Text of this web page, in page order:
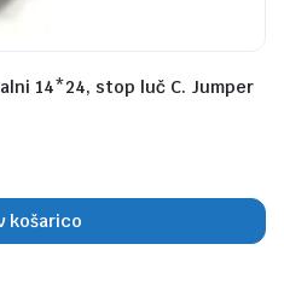
14*24, stop luč C. Jumper
košarico